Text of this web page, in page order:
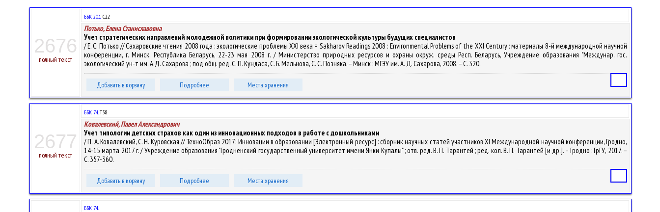
2676
полный текст
ББК 20.1 С22
Потько, Елена Станиславовна
Учет стратегических направлений молодежной политики при формировании экологической культуры будущих специалистов
/ Е. С. Потько // Сахаровские чтения 2008 года : экологические проблемы XXI века = Sakharov Readings 2008 : Environmental Problems of the XXI Century : материалы 8-й международной научной
конференции, г. Минск, Республика Беларусь, 22-23 мая 2008 г. / Министерство природных ресурсов и охраны окруж. среды Респ. Беларусь, Учреждение образования "Междунар. гос.
экологический ун-т им. А.Д. Сахарова ; под общ. ред. С. П. Кундаса, С. Б. Мельнова, С. С. Позняка. – Минск : МГЭУ им. А. Д. Сахарова, 2008. – С. 320.
Добавить в корзину Подробнее Места хранения
2677
полный текст
ББК 74.Т38
Ковалевский, Павел Александрович
Учет типологии детских страхов как один из инновационных подходов в работе с дошкольниками
/ П. А. Ковалевский, С. Н. Куровская // ТехноОбраз 2017: Инновации в образовании [Электронный ресурс] : сборник научных статей участников ХI Международной научной конференции, Гродно,
14-15 марта 2017 г. / Учреждение образования "Гродненский государственный университет имени Янки Купалы" ; отв. ред. В. П. Тарантей ; ред. кол. В. П. Тарантей [и др.]. – Гродно : ГрГУ, 2017. –
С. 357-360.
Добавить в корзину Подробнее Места хранения
ББК 74.